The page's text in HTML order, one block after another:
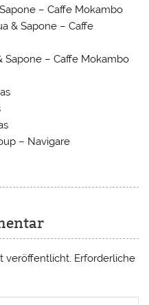
– Caffe Mokambo
& Sapone – Caffe
Sapone – Caffe Mokambo
– Navigare
veröffentlicht. Erforderliche